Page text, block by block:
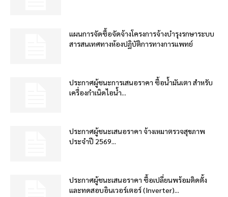
แผนการจัดซื้อจัดจ้างโครงการจ้างบำรุงรกษาระบบ
สารสนเทศทางห้องปฏิบัติการทางการแพทย์
ประกาศผู้ชนะการเสนอราคา ซื้อน้ำมันเตา สำหรับ
เครื่องกำเนิดไอน้ำ...
ประกาศผู้ชนะเสนอราคา จ้างเหมาตรวจสุขภาพ
ประจำปี 2569...
ประกาศผู้ชนะเสนอราคา ซื้อเปลี่ยนพร้อมติดตั้ง
และทดสอบอินเวอร์เตอร์ (Inverter)...